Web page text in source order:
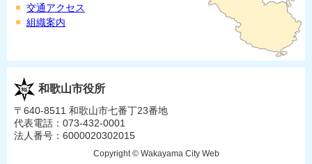
交通アクセス
組織案内
和歌山市役所
〒640-8511 和歌山市七番丁23番地
代表電話：073-432-0001
法人番号：6000020302015
Copyright © Wakayama City Web